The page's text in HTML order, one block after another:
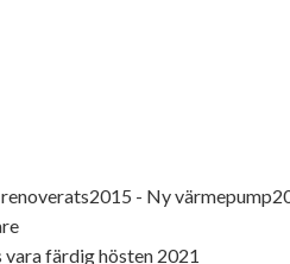
- Ny
färdig hösten 2021